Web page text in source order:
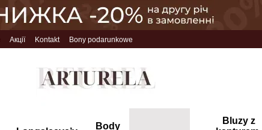
Акції Kontakt Bony podarunkowe
Body
Bluzy z